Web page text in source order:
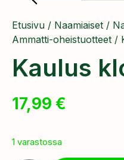
Etusivu / Naamiaiset /
Ammatti-oheistuotteet /
Kaulus
17,99 €
1 varastossa